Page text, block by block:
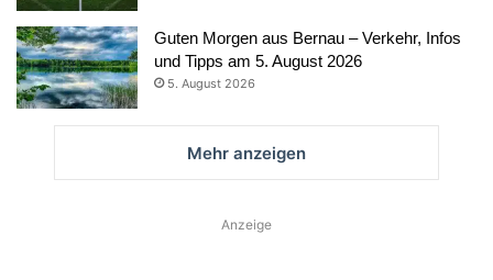
Guten Morgen aus Bernau – Verkehr, Infos
und Tipps am 5. August 2026
5. August 2026
Mehr anzeigen
Anzeige